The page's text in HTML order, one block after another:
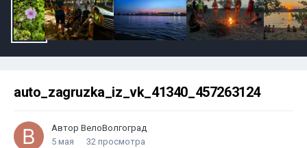
auto_zagruzka_iz_vk_41340_457263124
Автор ВелоВолгоград
5 мая
32 просмотра